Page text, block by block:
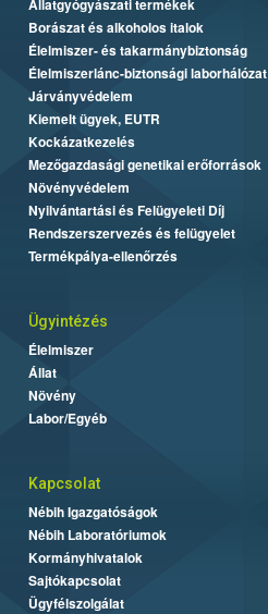
Borászat és alkoholos italok
Élelmiszer- és takarmánybiztonság
Élelmiszerlánc-biztonsági laborhálózat
Járványvédelem
Kiemelt ügyek, EUTR
Kockázatkezelés
Mezőgazdasági genetikai erőforrások
Növényvédelem
Nyilvántartási és Felügyeleti Díj
Rendszerszervezés és felügyelet
Termékpálya-ellenőrzés
Ügyintézés
Élelmiszer
Állat
Növény
Labor/Egyéb
Kapcsolat
Nébih Igazgatóságok
Nébih Laboratóriumok
Kormányhivatalok
Sajtókapcsolat
Ügyfélszolgálat